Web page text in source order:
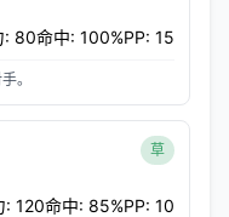
: 80命中: 100%PP: 15
。
草
: 120命中: 85%PP: 10